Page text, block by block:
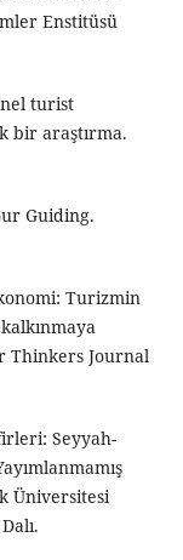
Enstitüsü
turist
bir araştırma.
Guiding.
Turizmin
Thinkers Journal
Seyyah-
Üniversitesi